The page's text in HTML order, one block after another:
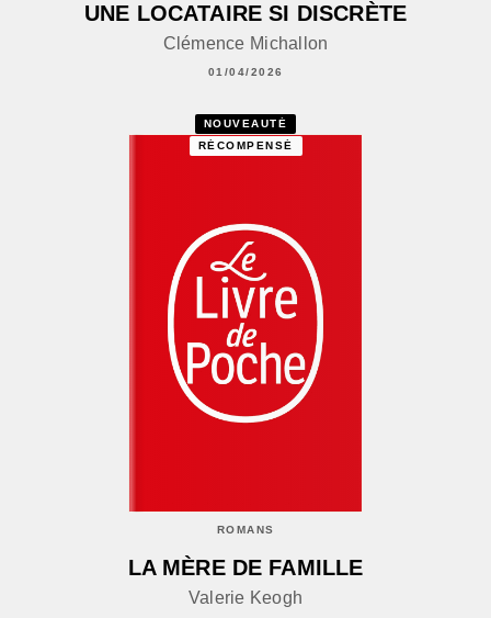
UNE LOCATAIRE SI DISCRÈTE
Clémence Michallon
01/04/2026
NOUVEAUTÉ
RÉCOMPENSÉ
ROMANS
LA MÈRE DE FAMILLE
Valerie Keogh